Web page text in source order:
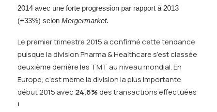
2014 avec une forte progression par rapport à 2013
(+33%) selon Mergermarket.
Le premier trimestre 2015 a confirmé cette tendance
puisque la division Pharma & Healthcare s’est classée
deuxième derrière les TMT au niveau mondial. En
Europe, c’est même la division la plus importante
début 2015 avec 24,6%des transactions effectuées
!